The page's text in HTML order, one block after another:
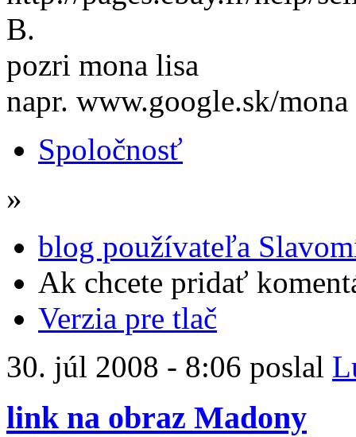
B.
pozri mona lisa
napr. www.google.sk/mona
Spoločnosť
»
blog používateľa
Ak chcete pridať
Verzia pre tlač
30. júl 2008 - 8:06 poslal
link na obraz Madony